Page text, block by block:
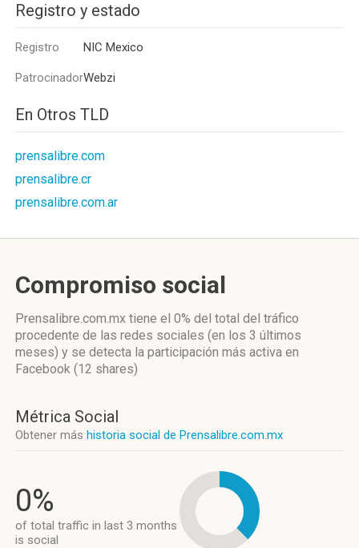
Registro y estado
Registro NIC Mexico
PatrocinadorWebzi
En Otros TLD
prensalibre.com
prensalibre.cr
prensalibre.com.ar
Compromiso social
Prensalibre.com.mx tiene el 0% del total del tráfico
procedente de las redes sociales (en los 3 últimos
meses) y se detecta la participación más activa en
Facebook (12 shares)
Métrica Social
Obtener más historia social de Prensalibre.com.mx
0%
of total traffic in last 3 months
is social